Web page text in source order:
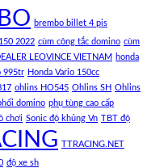
brembo billet 4 pis
2022 cùm công tắc domino cùm
LEOVINCE VIETNAM honda
995tr Honda Vario 150cc
ohlins HO545 Ohlins SH Ohlins
domino phụ tùng cao cấp
chơi Sonic độ khủng Vn TBT độ
TTRACING.NET
độ xe sh